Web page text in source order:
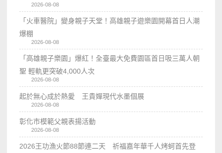
2026-08-08
「火車醫院」變身親子天堂！高雄親子遊樂園開幕首日人潮
爆棚
2026-08-08
「高雄親子樂園」爆紅！全臺最大免費園區首日吸三萬人朝
聖 輕軌更突破4,000人次
2026-08-08
起於無心成於熱愛 王貴嬋現代水墨個展
2026-08-08
彰化市模範父親表揚活動
2026-08-08
2026王功漁火節88節連二天 祈福嘉年華千人烤蚵首先登